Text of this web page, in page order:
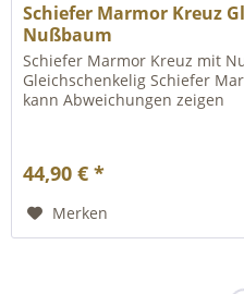
Schiefer Marmor Kreuz
Nußbaum
Schiefer Marmor Kreuz mit
Gleichschenkelig Schiefer
kann Abweichungen zeigen
44,90 € *
Merken